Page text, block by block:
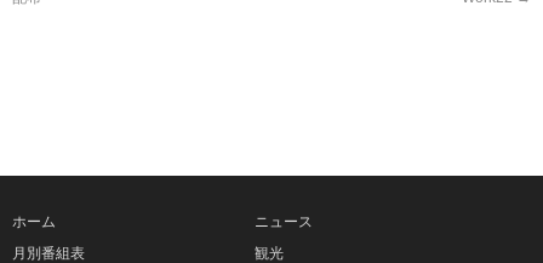
ホーム
月別番組表
ニュース
観光